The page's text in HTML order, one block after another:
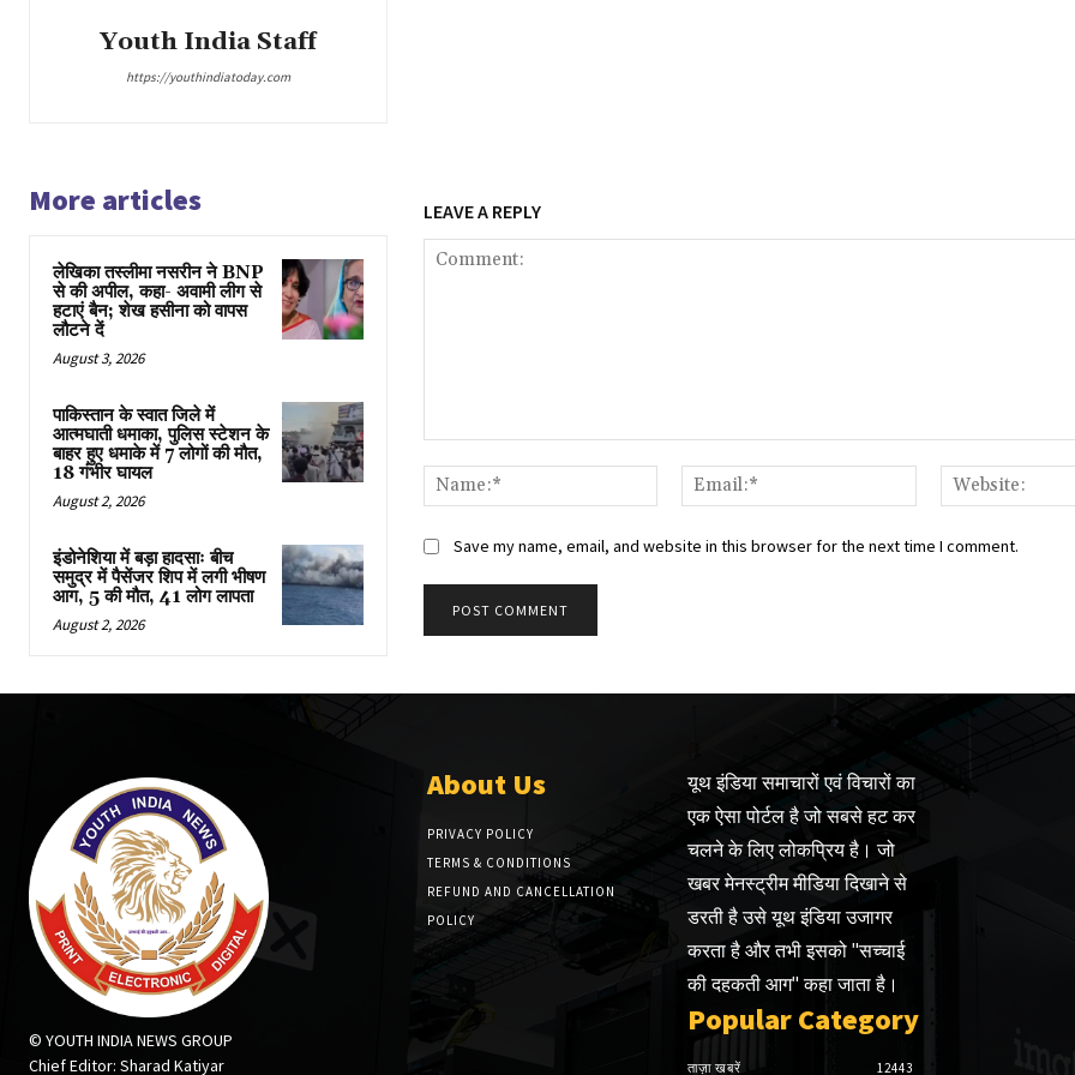
Youth India Staff
https://youthindiatoday.com
More articles
लेखिका तस्लीमा नसरीन ने BNP
से की अपील, कहा- अवामी लीग से
हटाएं बैन; शेख हसीना को वापस
लौटने दें
August 3, 2026
पाकिस्तान के स्वात जिले में
आत्मघाती धमाका, पुलिस स्टेशन के
बाहर हुए धमाके में 7 लोगों की मौत,
18 गंभीर घायल
August 2, 2026
इंडोनेशिया में बड़ा हादसाः बीच
समुद्र में पैसेंजर शिप में लगी भीषण
आग, 5 की मौत, 41 लोग लापता
August 2, 2026
LEAVE A REPLY
Name:*
Email:*
Save my name, email, and website in this browser for the next time I comment.
© YOUTH INDIA NEWS GROUP
Chief Editor: Sharad Katiyar
About Us
PRIVACY POLICY
TERMS & CONDITIONS
REFUND AND CANCELLATION
POLICY
यूथ इंडिया समाचारों एवं विचारों का
एक ऐसा पोर्टल है जो सबसे हट कर
चलने के लिए लोकप्रिय है। जो
खबर मेनस्ट्रीम मीडिया दिखाने से
डरती है उसे यूथ इंडिया उजागर
करता है और तभी इसको "सच्चाई
की दहकती आग" कहा जाता है।
Popular Category
ताज़ा खबरें 12443